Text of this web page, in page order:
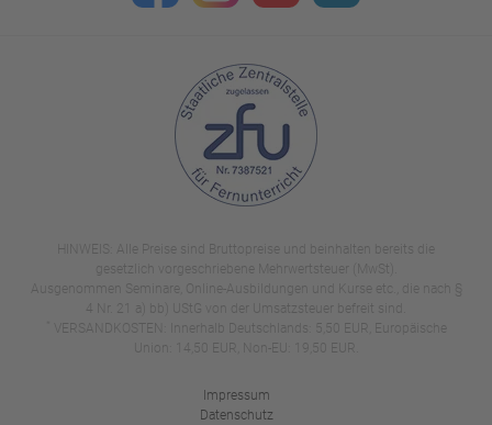
HINWEIS: Alle Preise sind Bruttopreise und beinhalten bereits die
gesetzlich vorgeschriebene Mehrwertsteuer (MwSt).
Ausgenommen Seminare, Online-Ausbildungen und Kurse etc., die nach §
4 Nr. 21 a) bb) UStG von der Umsatzsteuer befreit sind.
VERSANDKOSTEN: Innerhalb Deutschlands: 5,50 EUR, Europäische
Union: 14,50 EUR, Non-EU: 19,50 EUR.
Impressum
Datenschutz